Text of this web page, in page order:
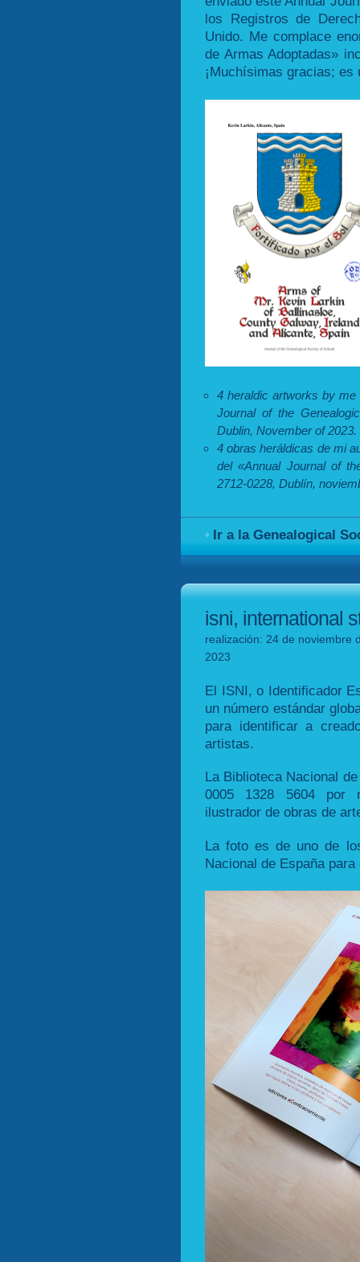
los Registros de
Unido. Me complace
de Armas Adoptadas»
¡Muchísimas gracias; es
4 heraldic artworks by me
Journal of the
Dublin, November of 2023.
4 obras heráldicas de mi
del «Annual Journal of
2712-0228, Dublín,
Ir a la Genealogical
isni, international
realización: 24 de noviembre
2023
El ISNI, o Identificador
un número estándar
para identificar a
artistas.
La Biblioteca Nacional
0005 1328 5604 por
ilustrador de obras de
La foto es de uno de
Nacional de España